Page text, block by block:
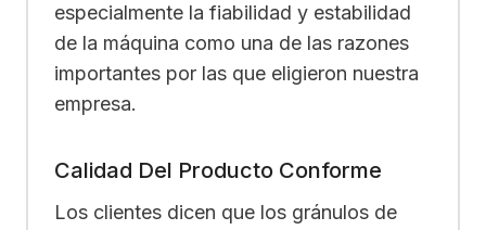
especialmente la fiabilidad y estabilidad
de la máquina como una de las razones
importantes por las que eligieron nuestra
empresa.
Calidad Del Producto Conforme
Los clientes dicen que los gránulos de